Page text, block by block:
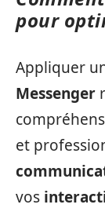
pour
Appliquer
Messenger
et
vos